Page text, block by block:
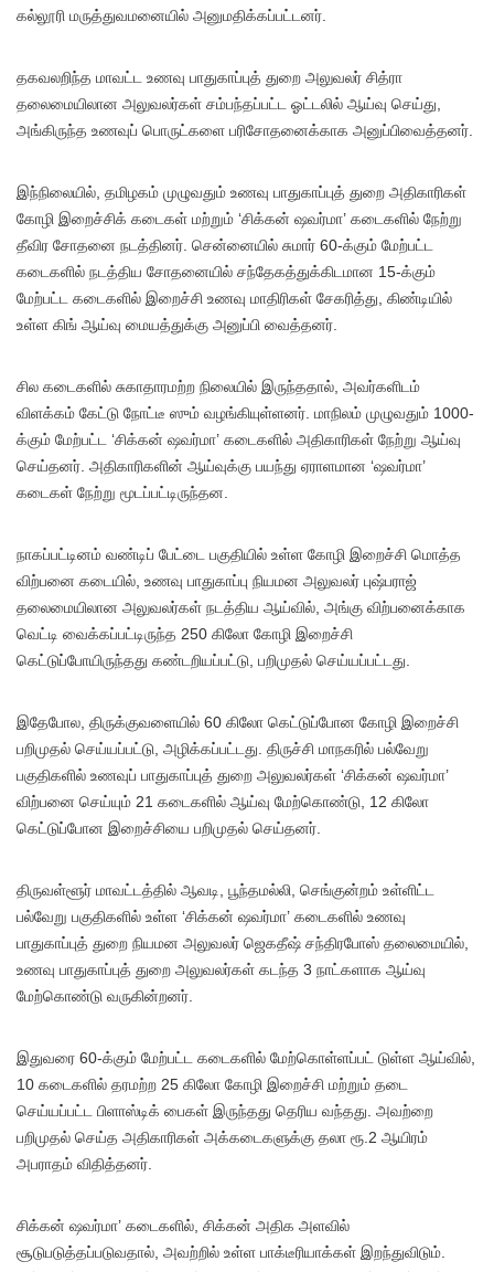
கல்லூரி மருத்துவமனையில் அனுமதிக்கப்பட்டனர்.
தகவலறிந்த மாவட்ட உணவு பாதுகாப்புத் துறை அலுவலர் சித்ரா
தலைமையிலான அலுவலர்கள் சம்பந்தப்பட்ட ஓட்டலில் ஆய்வு செய்து,
அங்கிருந்த உணவுப் பொருட்களை பரிசோதனைக்காக அனுப்பிவைத்தனர்.
இந்நிலையில், தமிழகம் முழுவதும் உணவு பாதுகாப்புத் துறை அதிகாரிகள்
கோழி இறைச்சிக் கடைகள் மற்றும் ‘சிக்கன் ஷவர்மா’ கடைகளில் நேற்று
தீவிர சோதனை நடத்தினர். சென்னையில் சுமார் 60-க்கும் மேற்பட்ட
கடைகளில் நடத்திய சோதனையில் சந்தேகத்துக்கிடமான 15-க்கும்
மேற்பட்ட கடைகளில் இறைச்சி உணவு மாதிரிகள் சேகரித்து, கிண்டியில்
உள்ள கிங் ஆய்வு மையத்துக்கு அனுப்பி வைத்தனர்.
சில கடைகளில் சுகாதாரமற்ற நிலையில் இருந்ததால், அவர்களிடம்
விளக்கம் கேட்டு நோட்டீ ஸும் வழங்கியுள்ளனர். மாநிலம் முழுவதும் 1000-
க்கும் மேற்பட்ட ‘சிக்கன் ஷவர்மா’ கடைகளில் அதிகாரிகள் நேற்று ஆய்வு
செய்தனர். அதிகாரிகளின் ஆய்வுக்கு பயந்து ஏராளமான ‘ஷவர்மா’
கடைகள் நேற்று மூடப்பட்டிருந்தன.
நாகப்பட்டினம் வண்டிப் பேட்டை பகுதியில் உள்ள கோழி இறைச்சி மொத்த
விற்பனை கடையில், உணவு பாதுகாப்பு நியமன அலுவலர் புஷ்பராஜ்
தலைமையிலான அலுவலர்கள் நடத்திய ஆய்வில், அங்கு விற்பனைக்காக
வெட்டி வைக்கப்பட்டிருந்த 250 கிலோ கோழி இறைச்சி
கெட்டுப்போயிருந்தது கண்டறியப்பட்டு, பறிமுதல் செய்யப்பட்டது.
இதேபோல, திருக்குவளையில் 60 கிலோ கெட்டுப்போன கோழி இறைச்சி
பறிமுதல் செய்யப்பட்டு, அழிக்கப்பட்டது. திருச்சி மாநகரில் பல்வேறு
பகுதிகளில் உணவுப் பாதுகாப்புத் துறை அலுவலர்கள் ‘சிக்கன் ஷவர்மா’
விற்பனை செய்யும் 21 கடைகளில் ஆய்வு மேற்கொண்டு, 12 கிலோ
கெட்டுப்போன இறைச்சியை பறிமுதல் செய்தனர்.
திருவள்ளூர் மாவட்டத்தில் ஆவடி, பூந்தமல்லி, செங்குன்றம் உள்ளிட்ட
பல்வேறு பகுதிகளில் உள்ள ‘சிக்கன் ஷவர்மா’ கடைகளில் உணவு
பாதுகாப்புத் துறை நியமன அலுவலர் ஜெகதீஷ் சந்திரபோஸ் தலைமையில்,
உணவு பாதுகாப்புத் துறை அலுவலர்கள் கடந்த 3 நாட்களாக ஆய்வு
மேற்கொண்டு வருகின்றனர்.
இதுவரை 60-க்கும் மேற்பட்ட கடைகளில் மேற்கொள்ளப்பட் டுள்ள ஆய்வில்,
10 கடைகளில் தரமற்ற 25 கிலோ கோழி இறைச்சி மற்றும் தடை
செய்யப்பட்ட பிளாஸ்டிக் பைகள் இருந்தது தெரிய வந்தது. அவற்றை
பறிமுதல் செய்த அதிகாரிகள் அக்கடைகளுக்கு தலா ரூ.2 ஆயிரம்
அபராதம் விதித்தனர்.
சிக்கன் ஷவர்மா’ கடைகளில், சிக்கன் அதிக அளவில்
சூடுபடுத்தப்படுவதால், அவற்றில் உள்ள பாக்டீரியாக்கள் இறந்துவிடும்.